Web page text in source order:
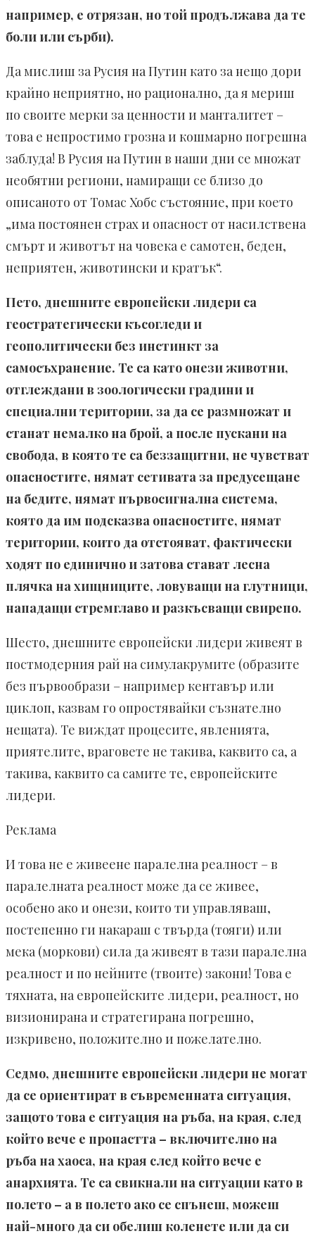
например, е отрязан, но той продължава да те
боли или сърби).
Да мислиш за Русия на Путин като за нещо дори
крайно неприятно, но рационално, да я мериш
по своите мерки за ценности и манталитет –
това е непростимо грозна и кошмарно погрешна
заблуда! В Русия на Путин в наши дни се множат
необятни региони, намиращи се близо до
описаното от Томас Хобс състояние, при което
„има постоянен страх и опасност от насилствена
смърт и животът на човека е самотен, беден,
неприятен, животински и кратък“.
Пето, днешните европейски лидери са
геостратегически късогледи и
геополитически без инстинкт за
самосъхранение. Те са като онези животни,
отглеждани в зоологически градини и
специални територии, за да се размножат и
станат немалко на брой, а после пускани на
свобода, в която те са беззащитни, не чувстват
опасностите, нямат сетивата за предусещане
на бедите, нямат първосигнална система,
която да им подсказва опасностите, нямат
територии, които да отстояват, фактически
ходят по единично и затова стават лесна
плячка на хищниците, ловуващи на глутници,
нападащи стремглаво и разкъсващи свирепо.
Шесто, днешните европейски лидери живеят в
постмодерния рай на симулакрумите (образите
без първообрази – например кентавър или
циклоп, казвам го опростявайки съзнателно
нещата). Те виждат процесите, явленията,
приятелите, враговете не такива, каквито са, а
такива, каквито са самите те, европейските
лидери.
Реклама
И това не е живеене паралелна реалност – в
паралелната реалност може да се живее,
особено ако и онези, които ти управляваш,
постепенно ги накараш с твърда (тояги) или
мека (моркови) сила да живеят в тази паралелна
реалност и по нейните (твоите) закони! Това е
тяхната, на европейските лидери, реалност, но
визионирана и стратегирана погрешно,
изкривено, положително и пожелателно.
Седмо, днешните европейски лидери не могат
да се ориентират в съвременната ситуация,
защото това е ситуация на ръба, на края, след
който вече е пропастта – включително на
ръба на хаоса, на края след който вече е
анархията. Те са свикнали на ситуации като в
полето – а в полето ако се спънеш, можеш
най-много да си обелиш коленете или да си